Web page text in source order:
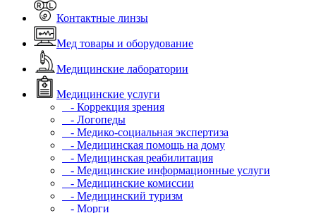
Контактные линзы
Мед товары и оборудование
Медицинские лаборатории
Медицинские услуги
- Коррекция зрения
- Логопеды
- Медико-социальная экспертиза
- Медицинская помощь на дому
- Медицинская реабилитация
- Медицинские информационные услуги
- Медицинские комиссии
- Медицинский туризм
- Морги